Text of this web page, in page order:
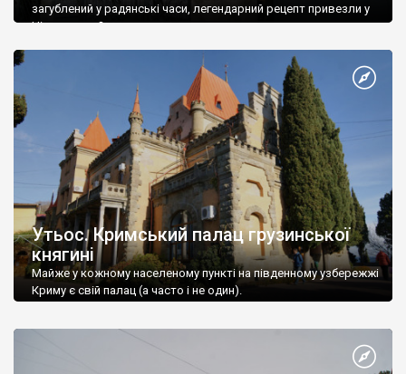
загублений у радянські часи, легендарний рецепт привезли у
Ніжин греки?
Утьос. Кримський палац грузинської
княгині
Майже у кожному населеному пункті на південному узбережжі
Криму є свій палац (а часто і не один).